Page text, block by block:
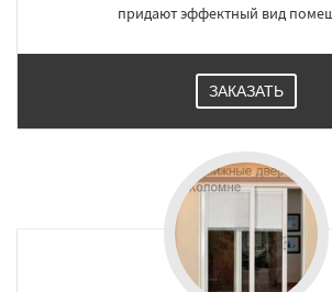
придают эффектный вид
ЗАКАЗАТЬ